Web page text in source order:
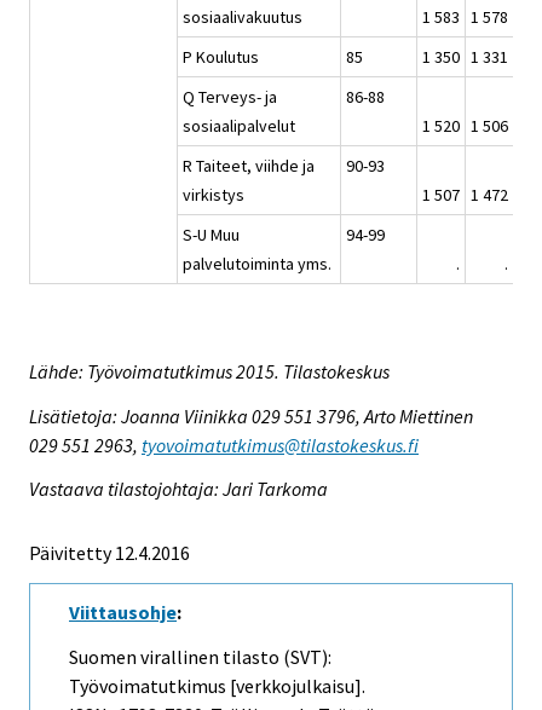
sosiaalivakuutus
1 583 1 578
P Koulutus
85 1 350 1 331
Q Terveys- ja
sosiaalipalvelut
86-88
1 520 1 506
R Taiteet, viihde ja
virkistys
90-93
1 507 1 472
S-U Muu
palvelutoiminta yms.
94-99
.
.
Lähde: Työvoimatutkimus 2015. Tilastokeskus
Lisätietoja: Joanna Viinikka 029 551 3796, Arto Miettinen
029 551 2963, tyovoimatutkimus@tilastokeskus.fi
Vastaava tilastojohtaja: Jari Tarkoma
Päivitetty 12.4.2016
Viittausohje:
Suomen virallinen tilasto (SVT):
Työvoimatutkimus [verkkojulkaisu].